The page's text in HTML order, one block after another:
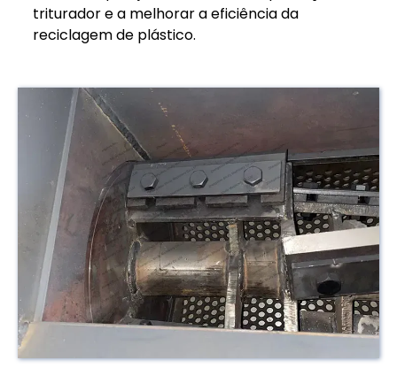
triturador e a melhorar a eficiência da
reciclagem de plástico.